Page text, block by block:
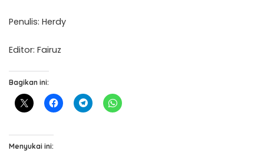
Penulis: Herdy
Editor: Fairuz
Bagikan ini:
Menyukai ini: